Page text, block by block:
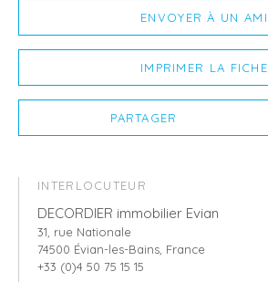
ENVOYER À UN AMI
IMPRIMER LA FICHE
PARTAGER
INTERLOCUTEUR
DECORDIER immobilier Evian
31, rue Nationale
74500 Évian-les-Bains, France
+33 (0)4 50 75 15 15